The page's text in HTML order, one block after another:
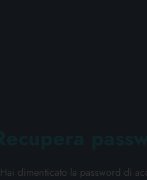
Hai dimenticato la password di